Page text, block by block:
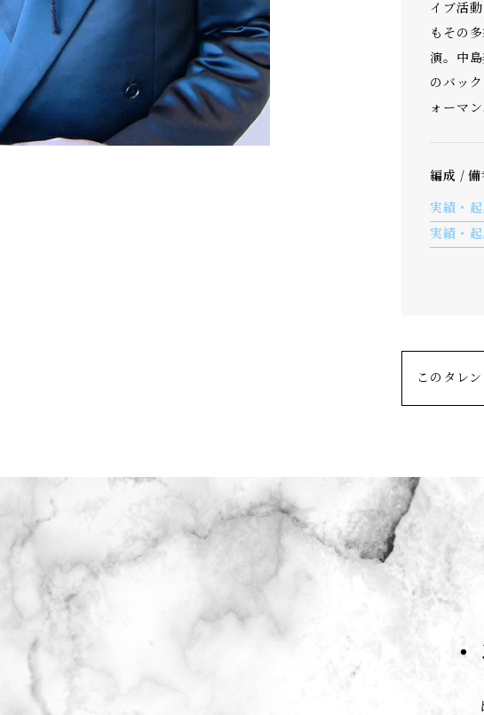
イブ活
もその
演。中
のバッ
ォーマ
編成 / 備
実績・起
実績・起
このタレ